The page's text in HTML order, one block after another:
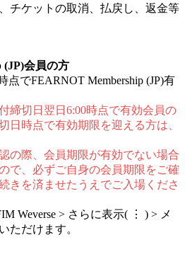
チケットの取消、払戻し、返金等
(JP)会員の方
点でFEARNOT Membership (JP)有
締切日翌日6:00時点で有効会員の
日時点で有効期限を迎える方は、
の際、会員期限が有効でない場合
で、必ずご自身の会員期限をご確
きを済ませたうえでご入場くださ
Weverse > さらに表示( ⋮ ) > メ
ただけます。